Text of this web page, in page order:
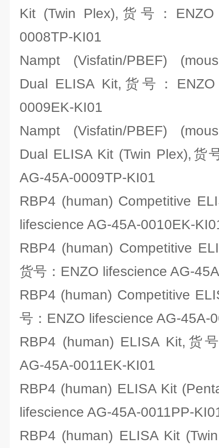
Kit (Twin Plex),货号：ENZO
0008TP-KI01
Nampt (Visfatin/PBEF)
Dual ELISA Kit,货号：ENZO
0009EK-KI01
Nampt (Visfatin/PBEF)
Dual ELISA Kit (Twin Plex),货
AG-45A-0009TP-KI01
RBP4 (human) Competitive
lifescience AG-45A-0010EK-
RBP4 (human) Competitive
货号：ENZO lifescience AG-
RBP4 (human) Competitive
号：ENZO lifescience AG-45A-
RBP4 (human) ELISA Kit,货
AG-45A-0011EK-KI01
RBP4 (human) ELISA Kit
lifescience AG-45A-0011PP-
RBP4 (human) ELISA Kit